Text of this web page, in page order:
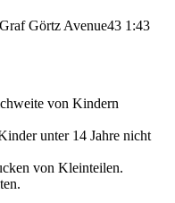
Görtz Avenue43 1:43
von Kindern
unter 14 Jahre nicht
von Kleinteilen.